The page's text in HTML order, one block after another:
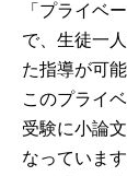
「プライベ
で、生徒一
た指導が可
このプライ
受験に小論
なっています